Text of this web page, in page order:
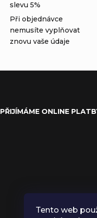
Tento web
slevu 5%
Při objednávce
nemusíte vyplňovat
znovu vaše údaje
PŘIJÍMÁME ONLINE